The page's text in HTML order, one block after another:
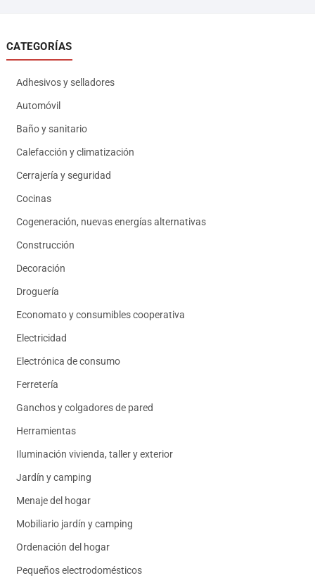
CATEGORÍAS
Adhesivos y selladores
Automóvil
Baño y sanitario
Calefacción y climatización
Cerrajería y seguridad
Cocinas
Cogeneración, nuevas energías alternativas
Construcción
Decoración
Droguería
Economato y consumibles cooperativa
Electricidad
Electrónica de consumo
Ferretería
Ganchos y colgadores de pared
Herramientas
Iluminación vivienda, taller y exterior
Jardín y camping
Menaje del hogar
Mobiliario jardín y camping
Ordenación del hogar
Pequeños electrodomésticos